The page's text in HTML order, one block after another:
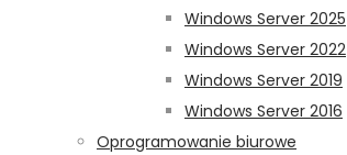
Windows Server 2025
Windows Server 2022
Windows Server 2019
Windows Server 2016
Oprogramowanie biurowe